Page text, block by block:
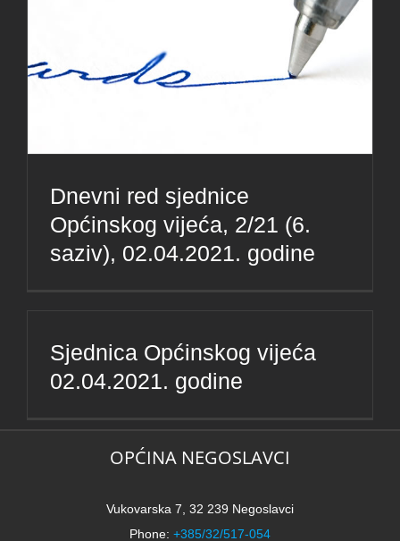
Dnevni red sjednice
Općinskog vijeća, 2/21 (6.
saziv), 02.04.2021. godine
Sjednica Općinskog vijeća
02.04.2021. godine
OPĆINA NEGOSLAVCI
Vukovarska 7, 32 239 Negoslavci
Phone: +385/32/517-054